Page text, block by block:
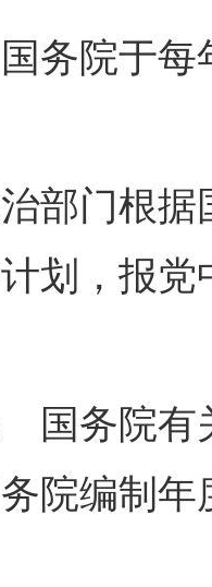
院于每年
门根据
划，报
务院有关
院编制